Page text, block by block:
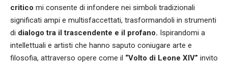
critico mi consente di infondere nei simboli tradizionali
significati ampi e multisfaccettati, trasformandoli in strumenti
di dialogo tra il trascendente e il profano. Ispirandomi a
intellettuali e artisti che hanno saputo coniugare arte e
filosofia, attraverso opere come il “Volto di Leone XIV” invito